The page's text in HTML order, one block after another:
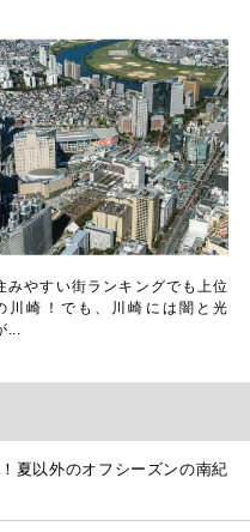
みやすい街ランキングでも上位
川崎！でも、川崎には闇と光
...
夏以外のオフシーズンの南紀